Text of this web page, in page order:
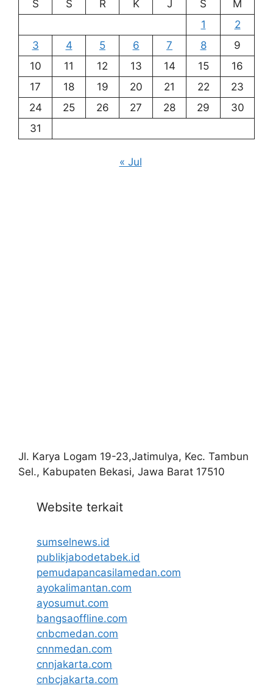
S S R K J S
M
1
2
3
4 5 6 7 8
9
10
11 12 13 14 15
16
17
18 19 20 21 22
23
24
25 26 27 28 29
30
31
« Jul
Jl. Karya Logam 19-23,Jatimulya, Kec. Tambun
Sel., Kabupaten Bekasi, Jawa Barat 17510
Website terkait
sumselnews.id
publikjabodetabek.id
pemudapancasilamedan.com
ayokalimantan.com
ayosumut.com
bangsaoffline.com
cnbcmedan.com
cnnmedan.com
cnnjakarta.com
cnbcjakarta.com